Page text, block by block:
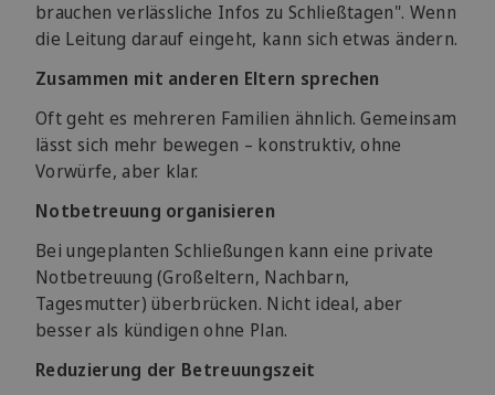
brauchen verlässliche Infos zu Schließtagen". Wenn
die Leitung darauf eingeht, kann sich etwas ändern.
Zusammen mit anderen Eltern sprechen
Oft geht es mehreren Familien ähnlich. Gemeinsam
lässt sich mehr bewegen – konstruktiv, ohne
Vorwürfe, aber klar.
Notbetreuung organisieren
Bei ungeplanten Schließungen kann eine private
Notbetreuung (Großeltern, Nachbarn,
Tagesmutter) überbrücken. Nicht ideal, aber
besser als kündigen ohne Plan.
Reduzierung der Betreuungszeit